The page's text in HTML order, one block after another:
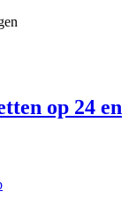
op 24 en